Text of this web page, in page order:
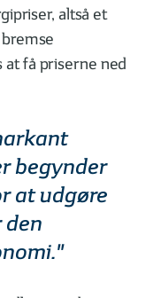
altså et
få priserne ned
begynder
at udgøre
den